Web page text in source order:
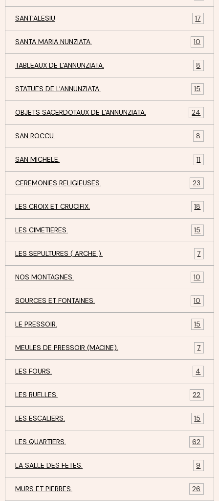
SANT'ALESIU 17
SANTA MARIA NUNZIATA. 10
TABLEAUX DE L'ANNUNZIATA. 8
STATUES DE L'ANNUNZIATA. 15
OBJETS SACERDOTAUX DE L'ANNUNZIATA. 24
SAN ROCCU. 8
SAN MICHELE. 11
CEREMONIES RELIGIEUSES. 23
LES CROIX ET CRUCIFIX. 18
LES CIMETIERES. 15
LES SEPULTURES ( ARCHE ). 7
NOS MONTAGNES. 10
SOURCES ET FONTAINES. 10
LE PRESSOIR. 15
MEULES DE PRESSOIR (MACINE). 7
LES FOURS. 4
LES RUELLES. 22
LES ESCALIERS. 15
LES QUARTIERS. 62
LA SALLE DES FETES. 9
MURS ET PIERRES. 26